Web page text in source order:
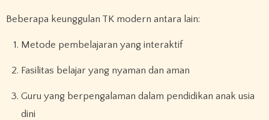
Beberapa keunggulan TK modern antara lain:
Metode pembelajaran yang interaktif
Fasilitas belajar yang nyaman dan aman
Guru yang berpengalaman dalam pendidikan anak usia
dini